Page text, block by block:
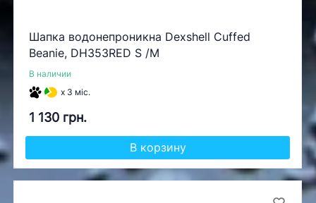
Шапка водонепроникна Dexshell Cuffed
Beanie, DH353RED S /M
В наличии
x 3 міс.
1 130 грн.
В корзину